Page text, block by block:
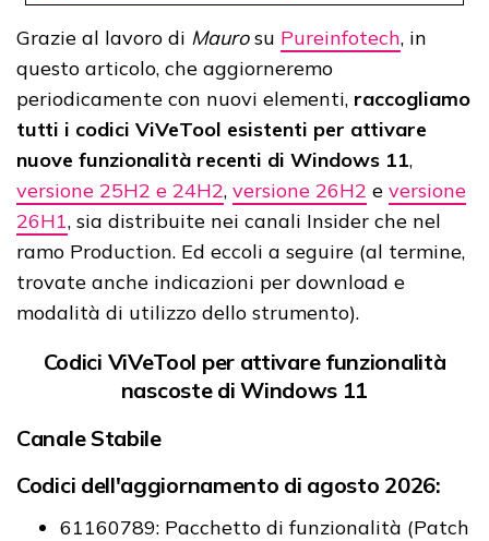
Grazie al lavoro di Maurosu Pureinfotech, in
questo articolo, che aggiorneremo
periodicamente con nuovi elementi, raccogliamo
tutti i codici ViVeTool esistenti per attivare
nuove funzionalità recenti di Windows 11,
versione 25H2 e 24H2, versione 26H2 e versione
26H1, sia distribuite nei canali Insider che nel
ramo Production. Ed eccoli a seguire (al termine,
trovate anche indicazioni per download e
modalità di utilizzo dello strumento).
Codici ViVeTool per attivare funzionalità
nascoste di Windows 11
Canale Stabile
Codici dell'aggiornamento di agosto 2026:
61160789: Pacchetto di funzionalità (Patch